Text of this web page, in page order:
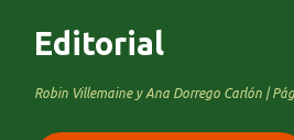
Editorial
Robin Villemaine y Ana Dorrego Carlón |